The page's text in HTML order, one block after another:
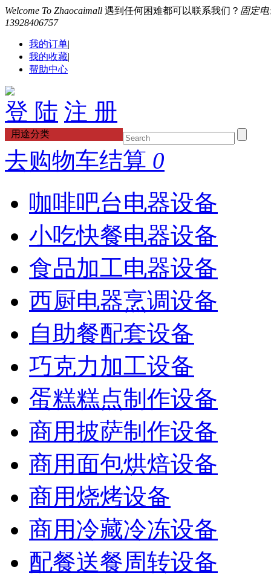
Welcome To Zhaocaimall 遇到任何困难都可以联系我们？ 固定电
13928406757
我的订单|
我的收藏|
帮助中心
登 陆 注 册
用途分类
去购物车结算 0
咖啡吧台电器设备
小吃快餐电器设备
食品加工电器设备
西厨电器烹调设备
自助餐配套设备
巧克力加工设备
蛋糕糕点制作设备
商用披萨制作设备
商用面包烘焙设备
商用烧烤设备
商用冷藏冷冻设备
配餐送餐周转设备